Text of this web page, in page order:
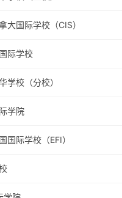
大国际学校（CIS）
际学校
学校（分校）
学院
国际学校（EFI）